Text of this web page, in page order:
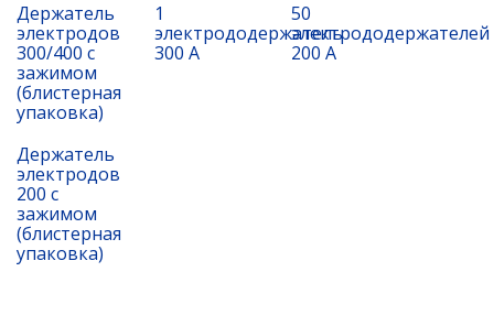
Держатель
электродов
300/400 с
зажимом
(блистерная
упаковка)
1
электрододержатель
300 А
50
электрододержателей
200 А
Держатель
электродов
200 с
зажимом
(блистерная
упаковка)